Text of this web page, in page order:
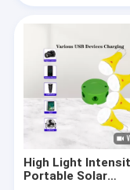
High Light
Portable Solar